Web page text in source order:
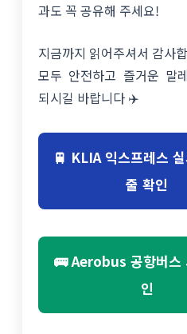
과도 꼭 공유해 주세요!
지금까지 읽어주셔서 감사
모두 안전하고 즐거운 말
되시길 바랍니다 ✈️
🚆 KLIA 익스프레스
줄 확인
🚌 Aerobus 공항버스
인